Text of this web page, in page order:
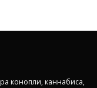
конопли, каннабиса,